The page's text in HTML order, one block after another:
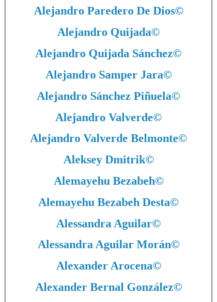
Alejandro Paredero De Dios©
Alejandro Quijada©
Alejandro Quijada Sánchez©
Alejandro Samper Jara©
Alejandro Sánchez Piñuela©
Alejandro Valverde©
Alejandro Valverde Belmonte©
Aleksey Dmitrik©
Alemayehu Bezabeh©
Alemayehu Bezabeh Desta©
Alessandra Aguilar©
Alessandra Aguilar Morán©
Alexander Arocena©
Alexander Bernal González©